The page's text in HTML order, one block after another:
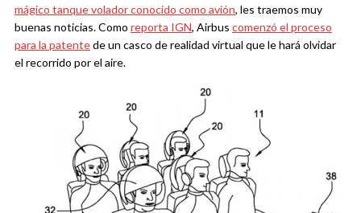
mágico tanque volador conocido como avión, les traemos muy
buenas noticias. Como reporta IGN, Airbus comenzó el proceso
para la patentede un casco de realidad virtual que le hará olvidar
el recorrido por el aire.